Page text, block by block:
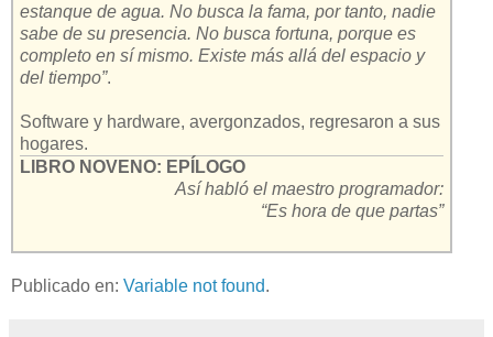
estanque de agua. No busca la fama, por tanto, nadie
sabe de su presencia. No busca fortuna, porque es
completo en sí mismo. Existe más allá del espacio y
del tiempo”.
Software y hardware, avergonzados, regresaron a sus
hogares.
LIBRO NOVENO: EPÍLOGO
Así habló el maestro programador:
“Es hora de que partas”
Publicado en: Variable not found.